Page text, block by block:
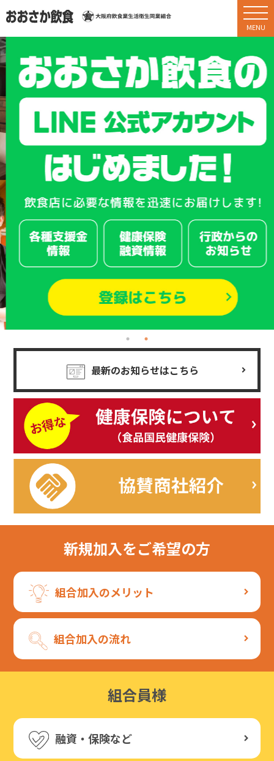
最新のお知らせはこちら
新規加入をご希望の方
組合加入のメリット
組合加入の流れ
組合員様
融資・保険など